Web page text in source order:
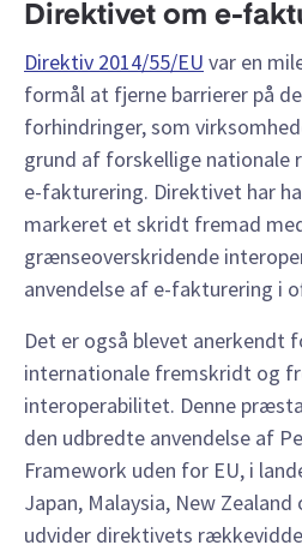
Direktivet om e-
Direktiv 2014/55/EU var en
formål at fjerne barrierer på
forhindringer, som
grund af forskellige nationale
e-fakturering. Direktivet har
markeret et skridt fremad
grænseoverskridende
anvendelse af e-fakturering i
Det er også blevet anerkendt
internationale fremskridt og
interoperabilitet. Denne
den udbredte anvendelse af
Framework uden for EU, i
Japan, Malaysia, New
udvider direktivets